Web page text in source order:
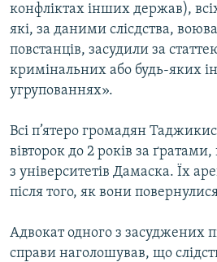
СПЕЦПРОЕКТИ
ДЕПОРТАЦІЯ
ВІДЕОУРОКИ «ELIFBE»
УКРАЇНСЬКА ПРОБЛЕМА КРИМУ
ІНФОГРАФІКА
ЯК ОБІЙТИ БЛОКУВАННЯ
Русский
ДОЛУЧАЙСЯ!
Усі сайти RFE/RL
конфліктах інших держав),
які, за даними слісдства,
повстанців, засудили за
кримінальних або будь-яких
угрупованнях».
Всі п’ятеро громадян
вівторок до 2 років за
з університетів Дамаска. Їх
після того, як вони
Адвокат одного з засуджених
справи наголошував, що